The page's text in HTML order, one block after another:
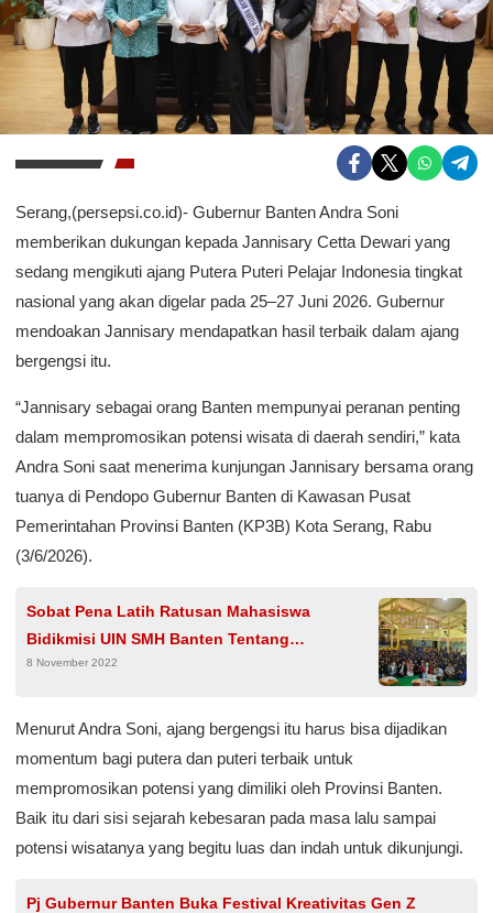
Serang,(persepsi.co.id)- Gubernur Banten Andra Soni
memberikan dukungan kepada Jannisary Cetta Dewari yang
sedang mengikuti ajang Putera Puteri Pelajar Indonesia tingkat
nasional yang akan digelar pada 25–27 Juni 2026. Gubernur
mendoakan Jannisary mendapatkan hasil terbaik dalam ajang
bergengsi itu.
“Jannisary sebagai orang Banten mempunyai peranan penting
dalam mempromosikan potensi wisata di daerah sendiri,” kata
Andra Soni saat menerima kunjungan Jannisary bersama orang
tuanya di Pendopo Gubernur Banten di Kawasan Pusat
Pemerintahan Provinsi Banten (KP3B) Kota Serang, Rabu
(3/6/2026).
Sobat Pena Latih Ratusan Mahasiswa
Bidikmisi UIN SMH Banten Tentang
Kepenulisan, Hingga Hasilkan 39 Karya
8 November 2022
Menurut Andra Soni, ajang bergengsi itu harus bisa dijadikan
momentum bagi putera dan puteri terbaik untuk
mempromosikan potensi yang dimiliki oleh Provinsi Banten.
Baik itu dari sisi sejarah kebesaran pada masa lalu sampai
potensi wisatanya yang begitu luas dan indah untuk dikunjungi.
Pj Gubernur Banten Buka Festival Kreativitas Gen Z